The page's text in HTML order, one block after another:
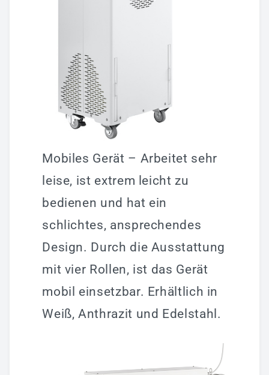
Mobiles Gerät – Arbeitet sehr
leise, ist extrem leicht zu
bedienen und hat ein
schlichtes, ansprechendes
Design. Durch die Ausstattung
mit vier Rollen, ist das Gerät
mobil einsetzbar. Erhältlich in
Weiß, Anthrazit und Edelstahl.